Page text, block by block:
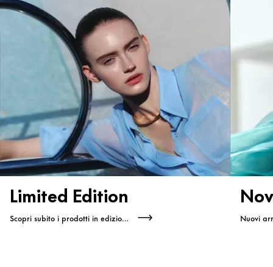
Limited Edition
Scopri subito i prodotti in edizione limitata Nuovi